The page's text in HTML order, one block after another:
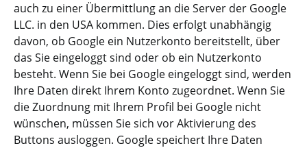
auch zu einer Übermittlung an die Server der Google
LLC. in den USA kommen. Dies erfolgt unabhängig
davon, ob Google ein Nutzerkonto bereitstellt, über
das Sie eingeloggt sind oder ob ein Nutzerkonto
besteht. Wenn Sie bei Google eingeloggt sind, werden
Ihre Daten direkt Ihrem Konto zugeordnet. Wenn Sie
die Zuordnung mit Ihrem Profil bei Google nicht
wünschen, müssen Sie sich vor Aktivierung des
Buttons ausloggen. Google speichert Ihre Daten